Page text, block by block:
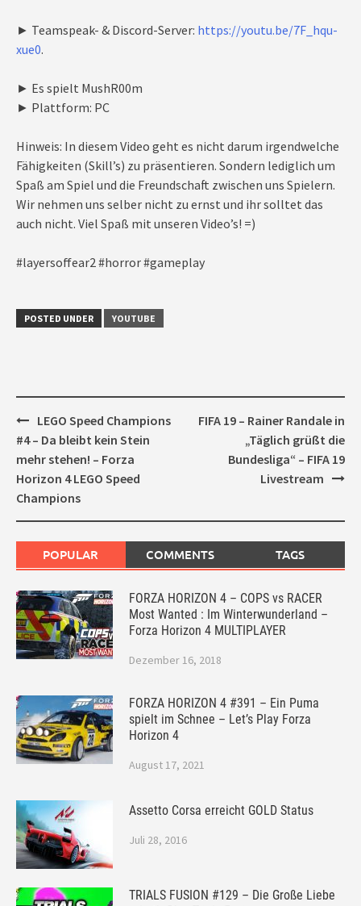
► Teamspeak- & Discord-Server: https://youtu.be/7F_hqu-
xue0.
► Es spielt MushR00m
► Plattform: PC
Hinweis: In diesem Video geht es nicht darum irgendwelche
Fähigkeiten (Skill’s) zu präsentieren. Sondern lediglich um
Spaß am Spiel und die Freundschaft zwischen uns Spielern.
Wir nehmen uns selber nicht zu ernst und ihr solltet das
auch nicht. Viel Spaß mit unseren Video’s! =)
#layersoffear2 #horror #gameplay
POSTED UNDER YOUTUBE
Post
navigation
LEGO Speed Champions
#4 – Da bleibt kein Stein
mehr stehen! – Forza
Horizon 4 LEGO Speed
Champions
FIFA 19 – Rainer Randale in
„Täglich grüßt die
Bundesliga“ – FIFA 19
Livestream
POPULAR COMMENTS TAGS
FORZA HORIZON 4 – COPS vs RACER
Most Wanted : Im Winterwunderland –
Forza Horizon 4 MULTIPLAYER
Dezember 16, 2018
FORZA HORIZON 4 #391 – Ein Puma
spielt im Schnee – Let’s Play Forza
Horizon 4
August 17, 2021
Assetto Corsa erreicht GOLD Status
Juli 28, 2016
TRIALS FUSION #129 – Die Große Liebe